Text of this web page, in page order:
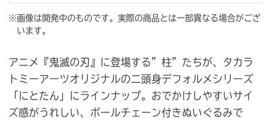
※画像は開発中のものです。実際の商品とは一部異なる場合がござ
います。
アニメ『鬼滅の刃』に登場する”柱”たちが、タカラ
トミーアーツオリジナルの二頭身デフォルメシリーズ
「にとたん」にラインナップ。おでかけしやすいサイ
ズ感がうれしい、ボールチェーン付きぬいぐるみで